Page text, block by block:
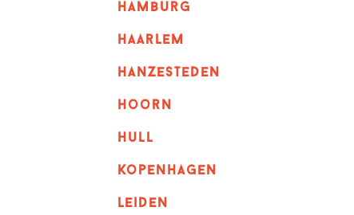
hamburg
haarlem
hanzesteden
hoorn
hull
kopenhagen
leiden